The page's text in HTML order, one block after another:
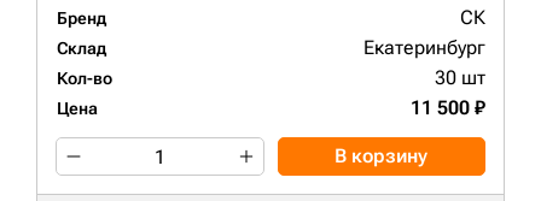
Бренд СК
Склад Екатеринбург
Кол-во 30 шт
Цена 11 500 ₽
В корзину